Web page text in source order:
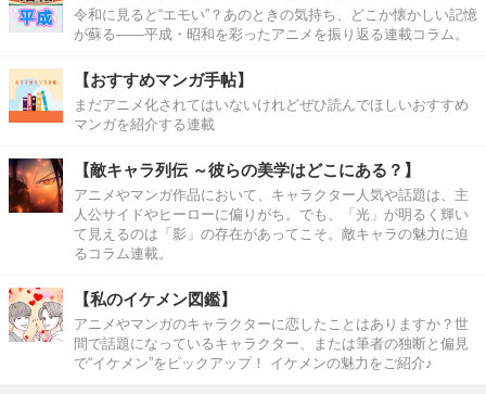
令和に見ると“エモい”？あのときの気持ち、どこか懐かしい記憶
が蘇る――平成・昭和を彩ったアニメを振り返る連載コラム。
【おすすめマンガ手帖】
まだアニメ化されてはいないけれどぜひ読んでほしいおすすめ
マンガを紹介する連載
【敵キャラ列伝 ～彼らの美学はどこにある？】
アニメやマンガ作品において、キャラクター人気や話題は、主
人公サイドやヒーローに偏りがち。でも、「光」が明るく輝い
て見えるのは「影」の存在があってこそ。敵キャラの魅力に迫
るコラム連載。
【私のイケメン図鑑】
アニメやマンガのキャラクターに恋したことはありますか？世
間で話題になっているキャラクター、または筆者の独断と偏見
で“イケメン”をピックアップ！ イケメンの魅力をご紹介♪